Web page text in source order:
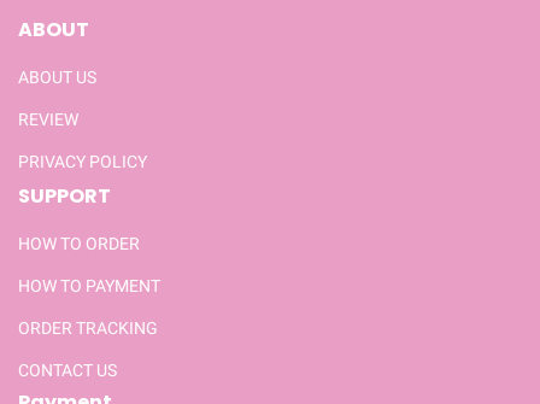
ABOUT
ABOUT US
REVIEW
PRIVACY POLICY
SUPPORT
HOW TO ORDER
HOW TO PAYMENT
ORDER TRACKING
CONTACT US